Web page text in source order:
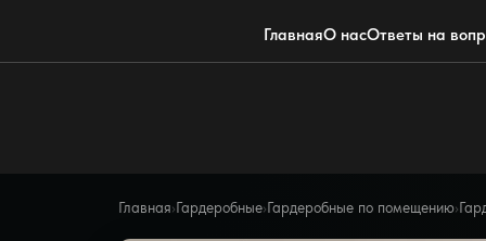
ГлавнаяО насОтветы на
Главная›Гардеробные›Гардеробные по помещению›